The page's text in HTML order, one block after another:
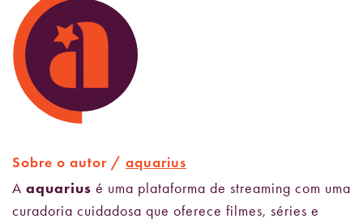
Sobre o autor / aquarius
A aquarius é uma plataforma de streaming com uma
curadoria cuidadosa que oferece filmes, séries e